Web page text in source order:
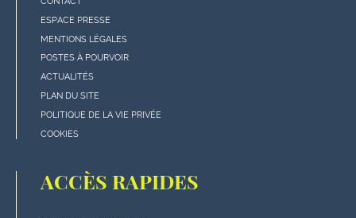
"rubriques"
en
bas
de
page
ESPACE PRESSE
MENTIONS LÉGALES
POSTES À POURVOIR
ACTUALITÉS
PLAN DU SITE
POLITIQUE DE LA VIE PRIVÉE
COOKIES
ACCÈS RAPIDES